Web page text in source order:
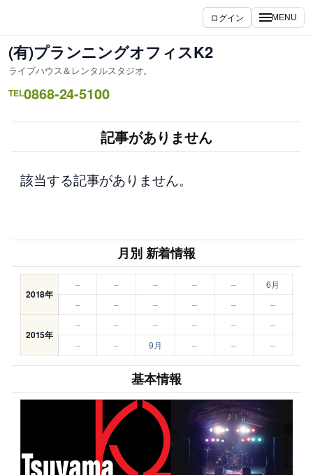
を
ス
キ
ッ
ログイン MENU
(有)プランニングオフィスK2
ライブハウス＆レンタルスタジオ。
TEL0868-24-5100
記事がありません
該当する記事がありません。
月別 新着情報
2018年
– – – – –
6月
–
– – – – –
2015年
– – – – –
–
–
– 9月 – – –
基本情報